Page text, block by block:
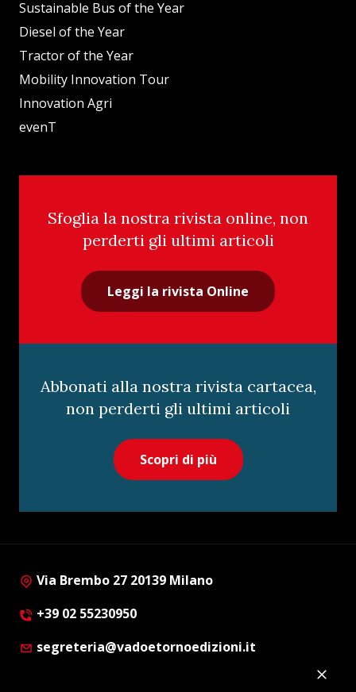
Sustainable Bus of the Year
Diesel of the Year
Tractor of the Year
Mobility Innovation Tour
Innovation Agri
evenT
Sfoglia la nostra rivista online, non
perderti gli ultimi articoli
Leggi la rivista Online
Abbonati alla nostra rivista cartacea,
non perderti gli ultimi articoli
Scopri di più
Via Brembo 27 20139 Milano
+39 02 55230950
segreteria@vadoetornoedizioni.it